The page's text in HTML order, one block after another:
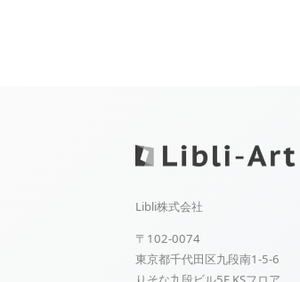
Libli株式会社
〒102-0074
東京都千代田区九段南1-5-6